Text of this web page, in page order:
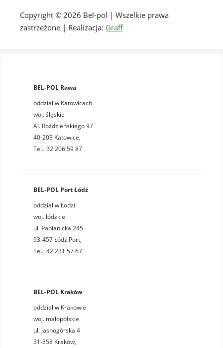
Copyright © 2026 Bel-pol | Wszelkie prawa
zastrzeżone | Realizacja: Graff
BEL-POL Rawa
oddział w Katowicach
woj. śląskie
Al. Roździeńskiego 97
40-203 Katowice,
Tel.: 32 206 59 87
BEL-POL Port Łódź
oddział w Łodzi
woj. łódzkie
ul. Pabianicka 245
93-457 Łódź Port,
Tel.: 42 231 57 67
BEL-POL Kraków
oddział w Krakowie
woj. małopolskie
ul. Jasnogórska 4
31-358 Kraków,